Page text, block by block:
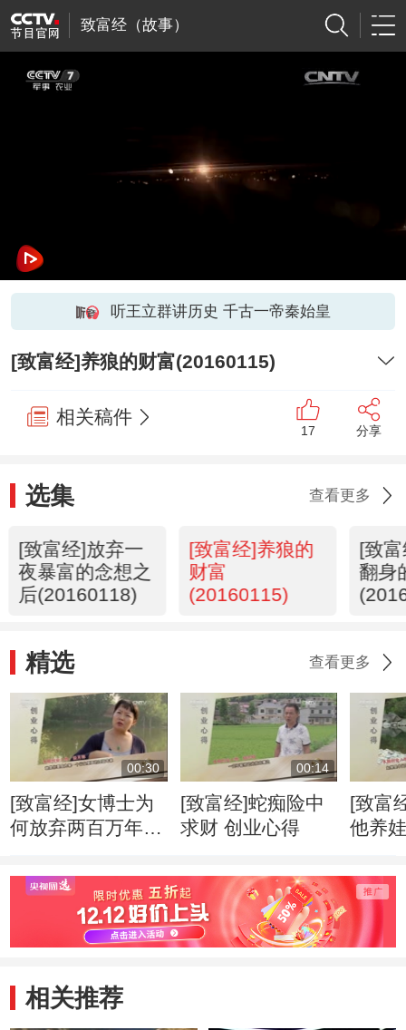
致富经（故事）
听王立群讲历史 千古一帝秦始皇
[致富经]养狼的财富(20160115)
相关稿件
17 分享
选集 查看更多
[致富经]放弃一
夜暴富的念想之
后(20160118)
[致富经]养狼的
财富
(20160115)
[致
翻身
精选 查看更多
00:30
[致富经]女博士为
何放弃两百万年薪
00:14
[致富经]蛇痴险中
求财 创业心得
[致富
他养
相关推荐